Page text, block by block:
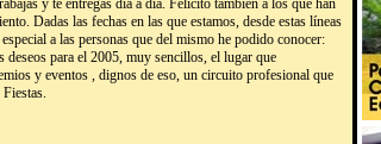
y te entregas día a día. Felicito también a los que han
Dadas las fechas en las que estamos, desde estas líneas
a las personas que del mismo he podido conocer:
para el 2005, muy sencillos, el lugar que
y eventos , dignos de eso, un circuito profesional que